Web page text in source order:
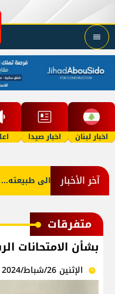
اخبار لبنان اخبار صيدا
آخر الأخبار
آب يعود الى طبيعته...
متفرقات
بشأن الامتحانات
الإثنين 26/شباط/2024 - 10:54 ص